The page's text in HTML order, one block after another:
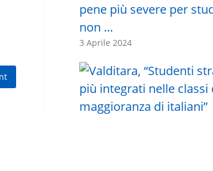
pene più severe per
non …
3 Aprile 2024